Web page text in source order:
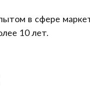
в сфере
10 лет.